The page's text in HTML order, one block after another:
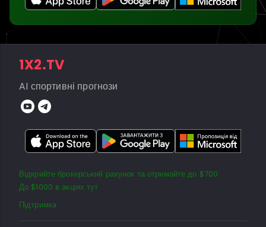
1X2.TV
AI спортивні прогнози
Відкрийте брокерський рахунок та отримайте до $700
До $1000 в акціях тут
Підтримка